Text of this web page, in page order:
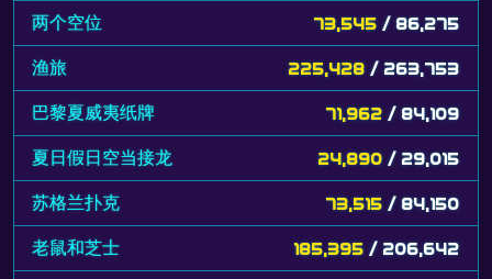
两个空位 73,545 / 86,275
渔旅 225,428 / 263,753
巴黎夏威夷纸牌 71,962 / 84,109
夏日假日空当接龙 24,890 / 29,015
苏格兰扑克 73,515 / 84,150
老鼠和芝士 185,395 / 206,642